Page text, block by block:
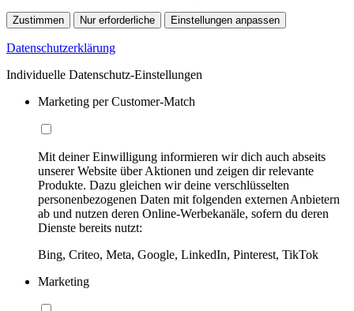
Zustimmen Nur erforderliche Einstellungen anpassen
Datenschutzerklärung
Individuelle Datenschutz-Einstellungen
Marketing per Customer-Match
Mit deiner Einwilligung informieren wir dich auch abseits
unserer Website über Aktionen und zeigen dir relevante
Produkte. Dazu gleichen wir deine verschlüsselten
personenbezogenen Daten mit folgenden externen Anbietern
ab und nutzen deren Online-Werbekanäle, sofern du deren
Dienste bereits nutzt:
Bing, Criteo, Meta, Google, LinkedIn, Pinterest, TikTok
Marketing